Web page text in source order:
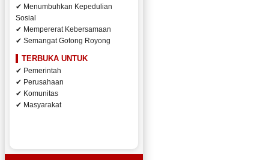
✔ Menumbuhkan Kepedulian
Sosial
✔ Mempererat Kebersamaan
✔ Semangat Gotong Royong
TERBUKA UNTUK
✔ Pemerintah
✔ Perusahaan
✔ Komunitas
✔ Masyarakat